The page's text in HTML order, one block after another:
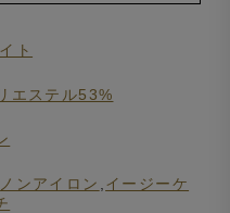
ト
エステル53%
ノンアイロン イージーケ